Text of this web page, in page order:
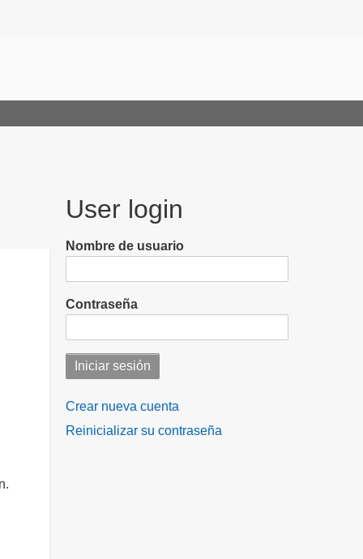
User login
Nombre de usuario
Contraseña
Crear nueva cuenta
Reinicializar su contraseña